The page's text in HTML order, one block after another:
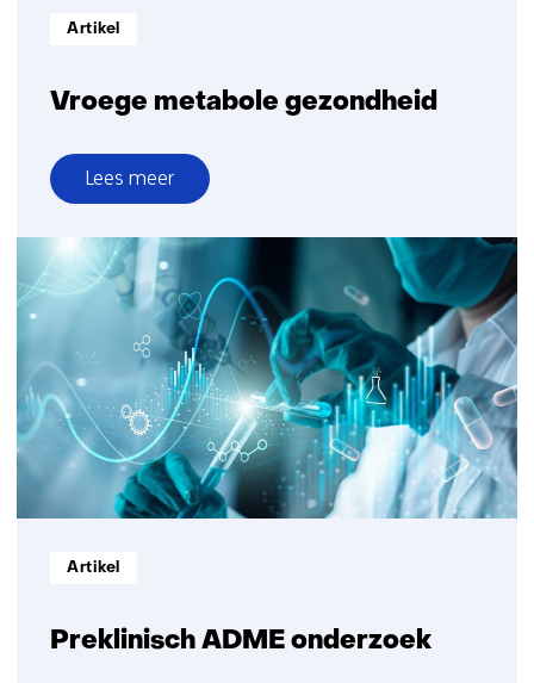
Vroege metabole gezondheid
Informatietype:
Artikel
Lees meer
over
Vroege
metabole
gezondheid
Preklinisch ADME onderzoek
Informatietype:
Artikel